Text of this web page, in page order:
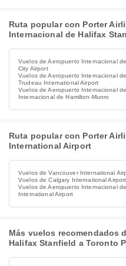
Ruta popular con Porter
Internacional de Halifax
Vuelos de Aeropuerto Internacional
City Airport
Vuelos de Aeropuerto Internacional
Trudeau International Airport
Vuelos de Aeropuerto Internacional
Internacional de Hamilton-Munro
Ruta popular con Porter
International Airport
Vuelos de Vancouver International
Vuelos de Calgary International
Vuelos de Aeropuerto Internacional
International Airport
Más vuelos recomendados
Halifax Stanfield a Toronto